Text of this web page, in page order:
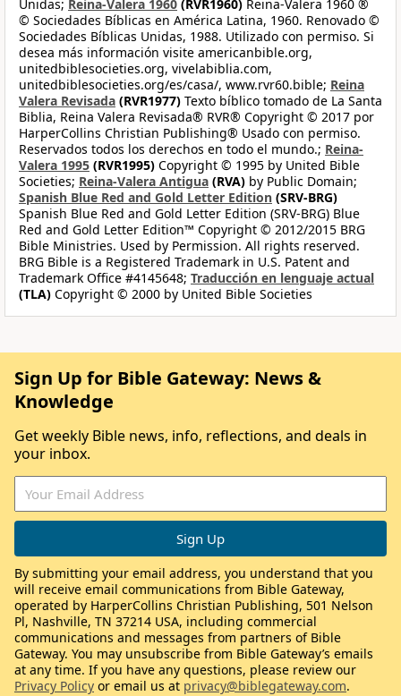
Unidas; Reina-Valera 1960 (RVR1960) Reina-Valera 1960 ®
© Sociedades Bíblicas en América Latina, 1960. Renovado ©
Sociedades Bíblicas Unidas, 1988. Utilizado con permiso. Si
desea más información visite americanbible.org,
unitedbiblesocieties.org, vivelabiblia.com,
unitedbiblesocieties.org/es/casa/, www.rvr60.bible; Reina
Valera Revisada (RVR1977) Texto bíblico tomado de La Santa
Biblia, Reina Valera Revisada® RVR® Copyright © 2017 por
HarperCollins Christian Publishing® Usado con permiso.
Reservados todos los derechos en todo el mundo.; Reina-
Valera 1995 (RVR1995) Copyright © 1995 by United Bible
Societies; Reina-Valera Antigua (RVA) by Public Domain;
Spanish Blue Red and Gold Letter Edition (SRV-BRG)
Spanish Blue Red and Gold Letter Edition (SRV-BRG) Blue
Red and Gold Letter Edition™ Copyright © 2012/2015 BRG
Bible Ministries. Used by Permission. All rights reserved.
BRG Bible is a Registered Trademark in U.S. Patent and
Trademark Office #4145648; Traducción en lenguaje actual
(TLA) Copyright © 2000 by United Bible Societies
Sign Up for Bible Gateway: News &
Knowledge
Get weekly Bible news, info, reflections, and deals in
your inbox.
By submitting your email address, you understand that you
will receive email communications from Bible Gateway,
operated by HarperCollins Christian Publishing, 501 Nelson
Pl, Nashville, TN 37214 USA, including commercial
communications and messages from partners of Bible
Gateway. You may unsubscribe from Bible Gateway’s emails
at any time. If you have any questions, please review our
Privacy Policy or email us at privacy@biblegateway.com.